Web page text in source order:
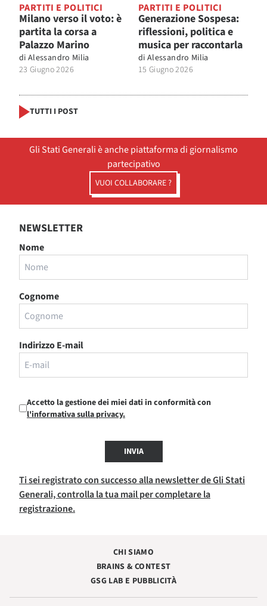
PARTITI E POLITICI
Milano verso il voto: è
partita la corsa a
Palazzo Marino
di Alessandro Milia
23 Giugno 2026
PARTITI E POLITICI
Generazione Sospesa:
riflessioni, politica e
musica per raccontarla
di Alessandro Milia
15 Giugno 2026
TUTTI I POST
Gli Stati Generali è anche piattaforma di giornalismo
partecipativo
VUOI COLLABORARE ?
NEWSLETTER
Nome
Cognome
Indirizzo E-mail
Accetto la gestione dei miei dati in conformità con
l'informativa sulla privacy.
INVIA
Ti sei registrato con successo alla newsletter de Gli Stati
Generali, controlla la tua mail per completare la
registrazione.
CHI SIAMO
BRAINS & CONTEST
GSG LAB E PUBBLICITÀ